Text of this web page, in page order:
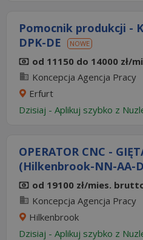
Pomocnik produkcji -
DPK-DE
NOWE
od 11150 do 14000 zł/
Koncepcja Agencja Pracy
Erfurt
Dzisiaj - Aplikuj szybko z
OPERATOR CNC -
(Hilkenbrook-NN-AA-
od 19100 zł/mies.
Koncepcja Agencja Pracy
Hilkenbrook
Dzisiaj - Aplikuj szybko z